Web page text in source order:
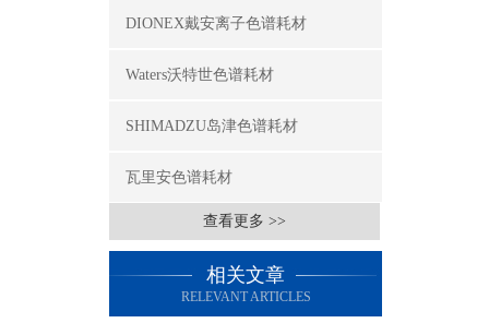
DIONEX戴安离子色谱耗材
Waters沃特世色谱耗材
SHIMADZU岛津色谱耗材
瓦里安色谱耗材
查看更多 >>
相关文章
RELEVANT ARTICLES